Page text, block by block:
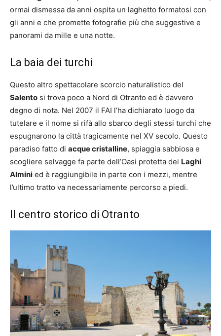
ormai dismessa da anni ospita un laghetto formatosi con
gli anni e che promette fotografie più che suggestive e
panorami da mille e una notte.
La baia dei turchi
Questo altro spettacolare scorcio naturalistico del
Salento si trova poco a Nord di Otranto ed è davvero
degno di nota. Nel 2007 il FAI l’ha dichiarato luogo da
tutelare e il nome si rifà allo sbarco degli stessi turchi che
espugnarono la città tragicamente nel XV secolo. Questo
paradiso fatto di acque cristalline, spiaggia sabbiosa e
scogliere selvagge fa parte dell’Oasi protetta dei Laghi
Almini ed è raggiungibile in parte con i mezzi, mentre
l’ultimo tratto va necessariamente percorso a piedi.
Il centro storico di Otranto